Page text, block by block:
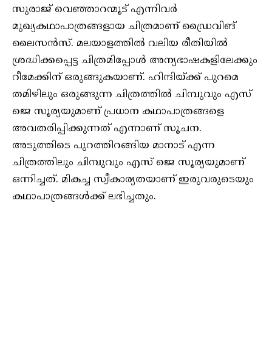
സുരാജ് വെഞ്ഞാറന്മൂട് എന്നിവർ
മുഖ്യകഥാപാത്രങ്ങളായ ചിത്രമാണ് ഡ്രൈവിങ്
ലൈസൻസ്. മലയാളത്തിൽ വലിയ രീതിയിൽ
ശ്രദ്ധിക്കപ്പെട്ട ചിത്രമിപ്പോൾ അന്യഭാഷകളിലേക്കും
റീമേക്കിന് ഒരുങ്ങുകയാണ്. ഹിന്ദിയ്ക്ക് പുറമെ
തമിഴിലും ഒരുങ്ങുന്ന ചിത്രത്തിൽ ചിമ്പുവും എസ്
ജെ സൂര്യയുമാണ് പ്രധാന കഥാപാത്രങ്ങളെ
അവതരിപ്പിക്കുന്നത് എന്നാണ് സൂചന.
അടുത്തിടെ പുറത്തിറങ്ങിയ മാനാട് എന്ന
ചിത്രത്തിലും ചിമ്പുവും എസ് ജെ സൂര്യയുമാണ്
ഒന്നിച്ചത്. മികച്ച സ്വീകാര്യതയാണ് ഇരുവരുടെയും
കഥാപാത്രങ്ങൾക്ക് ലഭിച്ചതും.